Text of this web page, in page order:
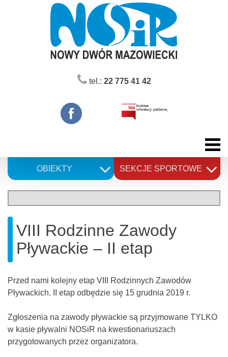
tel.: 22 775 41 42
OBIEKTY SEKCJE SPORTOWE
VIII Rodzinne Zawody
Pływackie – II etap
Przed nami kolejny etap VIII Rodzinnych Zawodów
Pływackich. II etap odbędzie się 15 grudnia 2019 r.
Zgłoszenia na zawody pływackie są przyjmowane TYLKO
w kasie pływalni NOSiR na kwestionariuszach
przygotowanych przez organizatora.